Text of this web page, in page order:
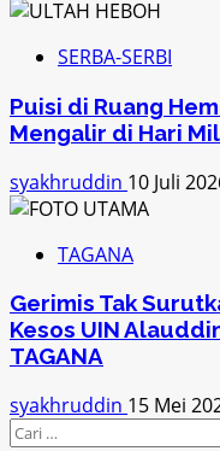
SERBA-SERBI
Puisi di Ruang
Mengalir di Hari
syakhruddin 10 Juli
TAGANA
Gerimis Tak
Kesos UIN
TAGANA
syakhruddin 15 Mei
Cari